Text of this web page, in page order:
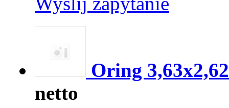
Oring 3,63x2,62
netto